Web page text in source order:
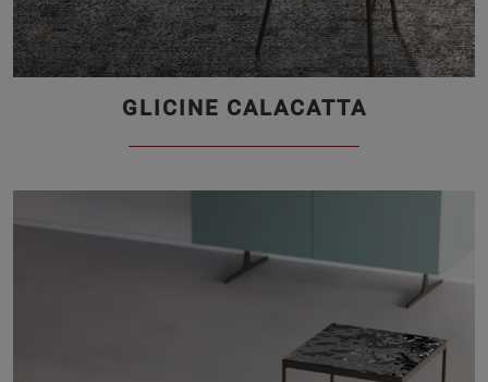
GLICINE CALACATTA